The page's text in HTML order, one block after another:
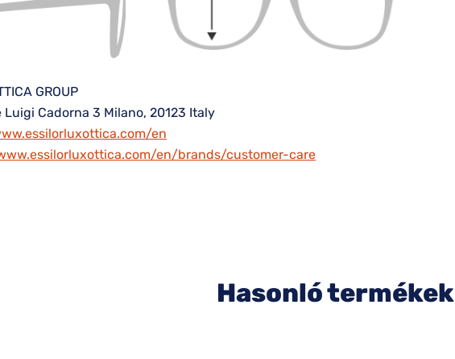
GROUP
Luigi Cadorna 3 Milano, 20123 Italy
en
en/brands/customer-care
Hasonló termékek